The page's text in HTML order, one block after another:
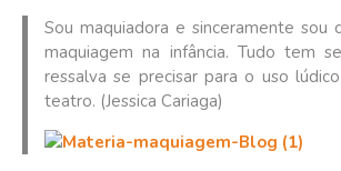
Sou maquiadora e sinceramente sou
maquiagem na infância. Tudo tem
ressalva se precisar para o uso
teatro. (Jessica Cariaga)